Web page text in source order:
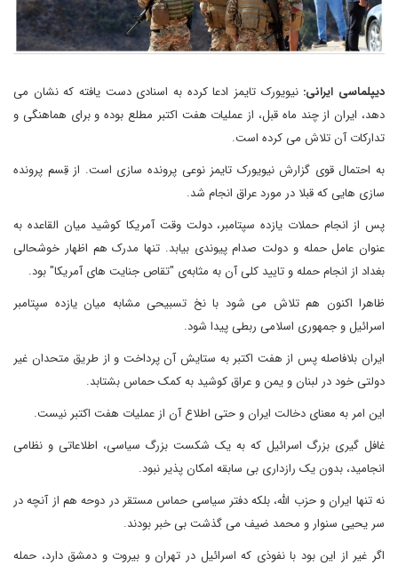
دیپلماسی ایرانی:نیویورک تایمز ادعا کرده به اسنادی دست یافته که نشان می
دهد، ایران از چند ماه قبل، از عملیات هفت اکتبر مطلع بوده و برای هماهنگی و
تدارکات آن تلاش می کرده است.
به احتمال قوی گزارش نیویورک تایمز نوعی پرونده سازی است. از قِسم پرونده
سازی هایی که قبلا در مورد عراق انجام شد.
پس از انجام حملات یازده سپتامبر، دولت وقت آمریکا کوشید میان القاعده به
عنوان عامل حمله و دولت صدام پیوندی بیابد. تنها مدرک هم اظهار خوشحالی
بغداد از انجام حمله و تایید کلی آن به مثابەی "تقاص جنایت های آمریکا" بود.
ظاهرا اکنون هم تلاش می شود با نخ تسبیحی مشابه میان یازده سپتامبر
اسرائیل و جمهوری اسلامی ربطی پیدا شود.
ایران بلافاصله پس از هفت اکتبر به ستایش آن پرداخت و از طریق متحدان غیر
دولتی خود در لبنان و یمن و عراق کوشید به کمک حماس بشتابد.
این امر به معنای دخالت ایران و حتی اطلاع آن از عملیات هفت اکتبر نیست.
غافل گیری بزرگ اسرائیل که به یک شکست بزرگ سیاسی، اطلاعاتی و نظامی
انجامید، بدون یک رازداری بی سابقه امکان پذیر نبود.
نه تنها ایران و حزب الله، بلکه دفتر سیاسی حماس مستقر در دوحه هم از آنچه در
سر یحیی سنوار و محمد ضیف می گذشت بی خبر بودند.
اگر غیر از این بود با نفوذی که اسرائیل در تهران و بیروت و دمشق دارد، حمله